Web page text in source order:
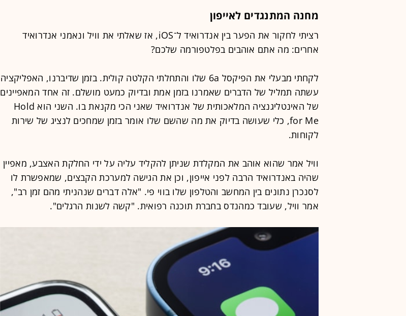
מחנה המתנגדים לאייפון
רציתי לחקור את הפער בין אנדרואיד ל־iOS, אז שאלתי את וויל ונאמני אנדרואיד
אחרים: מה אתם אוהבים בפלטפורמה שלכם?
לקחתי מבעלי את הפיקסל 6a שלו והתחלתי הקלטה קולית. בזמן שדיברנו, האפליקציה
עשתה תמליל של הדברים שאמרנו בזמן אמת ובדיוק כמעט מושלם. זה אחד המאפיינים
של האינטליגנציה המלאכותית של אנדרואיד שאני הכי מקנאת בו. השני הוא Hold
for Me, כלי שעושה בדיוק את מה שהשם שלו אומר בזמן שמחכים לנציג של שירות
לקוחות.
וויל אמר שהוא אוהב את המקלדת שניתן להקליד עליה על ידי החלקת האצבע, מאפיין
שהיה באנדרואיד הרבה לפני אייפון, וכן את הגישה למערכת הקבצים, שמאפשרת לו
לסנכרן נתונים בין המחשב והטלפון שלו בווי פי. "אלה דברים שנהניתי מהם זמן רב",
אמר וויל, שעובד כמהנדס בחברת תוכנה רפואית. "קשה לשנות הרגלים".